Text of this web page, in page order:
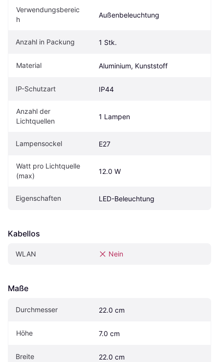
Verwendungsbereic
h
Außenbeleuchtung
Anzahl in Packung 1 Stk.
Material Aluminium, Kunststoff
IP-Schutzart IP44
Anzahl der
Lichtquellen
1 Lampen
Lampensockel E27
Watt pro Lichtquelle
(max)
12.0 W
Eigenschaften LED-Beleuchtung
Kabellos
WLAN Nein
Maße
Durchmesser 22.0 cm
Höhe 7.0 cm
Breite 22.0 cm